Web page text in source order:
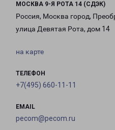
МОСКВА 9-Я РОТА 14 (СДЭК)
Россия, Москва город,
улица Девятая Рота, дом 14
на карте
ТЕЛЕФОН
+7(495) 660-11-11
EMAIL
pecom@pecom.ru